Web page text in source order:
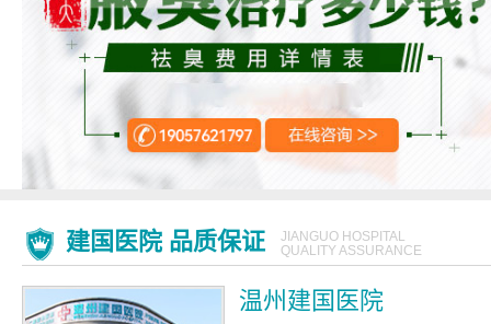
建国医院 品质保证
JIANGUO HOSPITAL
QUALITY ASSURANCE
温州建国医院